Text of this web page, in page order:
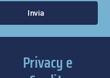
Invia
Privacy e